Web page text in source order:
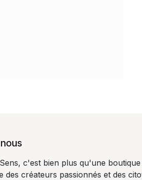
c'est bien plus qu'une
des créateurs passionnés et des